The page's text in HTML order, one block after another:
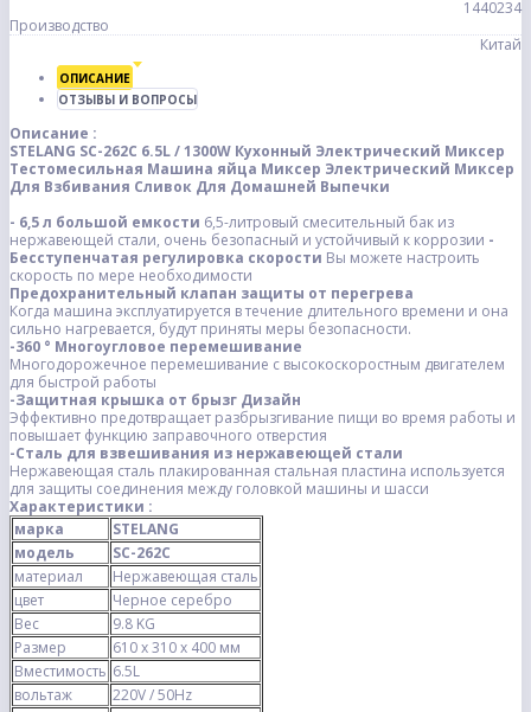
1440234
Производство
Китай
ОПИСАНИЕ
ОТЗЫВЫ И ВОПРОСЫ
Описание :
STELANG SC-262C 6.5L / 1300W Кухонный Электрический Миксер
Тестомесильная Машина яйца Миксер Электрический Миксер
Для Взбивания Сливок Для Домашней Выпечки
- 6,5 л большой емкости 6,5-литровый смесительный бак из
нержавеющей стали, очень безопасный и устойчивый к коррозии -
Бесступенчатая регулировка скорости Вы можете настроить
скорость по мере необходимости
Предохранительный клапан защиты от перегрева
Когда машина эксплуатируется в течение длительного времени и она
сильно нагревается, будут приняты меры безопасности.
-360 ° Многоугловое перемешивание
Многодорожечное перемешивание с высокоскоростным двигателем
для быстрой работы
-Защитная крышка от брызг Дизайн
Эффективно предотвращает разбрызгивание пищи во время работы и
повышает функцию заправочного отверстия
-Сталь для взвешивания из нержавеющей стали
Нержавеющая сталь плакированная стальная пластина используется
для защиты соединения между головкой машины и шасси
Характеристики :
марка
STELANG
модель
SC-262C
материал
Нержавеющая сталь
цвет
Черное серебро
Вес
9.8 KG
Размер
610 х 310 х 400 мм
Вместимость 6.5L
вольтаж
220V / 50Hz